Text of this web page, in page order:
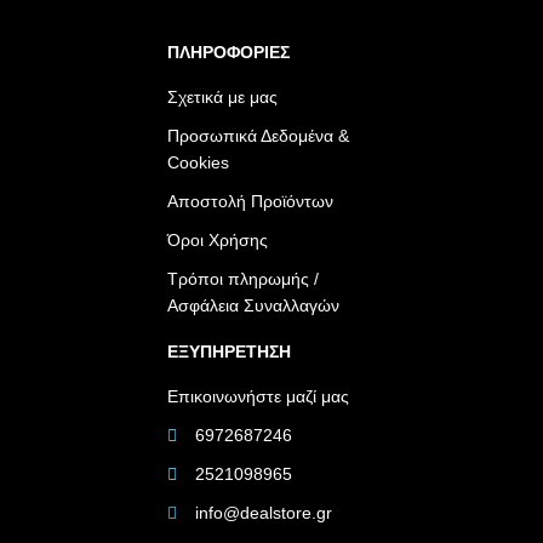
ΠΛΗΡΟΦΟΡΙΕΣ
Σχετικά με μας
Προσωπικά Δεδομένα &
Cookies
Αποστολή Προϊόντων
Όροι Χρήσης
Τρόποι πληρωμής /
Ασφάλεια Συναλλαγών
ΕΞΥΠΗΡΕΤΗΣΗ
Επικοινωνήστε μαζί μας
6972687246
2521098965
info@dealstore.gr